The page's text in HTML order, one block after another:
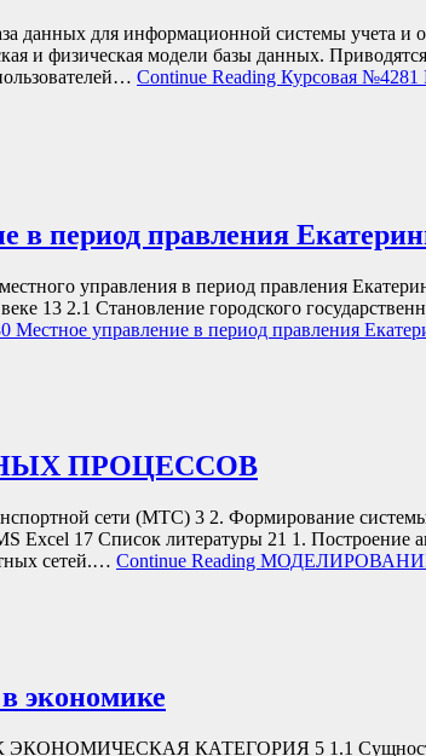
данных для информационной системы учета и
и физическая модели базы данных.
Continue Reading Курсовая №4281
в период правления
управления в период правления
13 2.1 Становление городского
Местное управление в период правления
ПРОЦЕССОВ
сети (МТС) 3 2. Формирование
Еxcel 17 Список литературы 21 1.
сетей.… Continue Reading
экономике
КАТЕГОРИЯ 5 1.1 Сущность и